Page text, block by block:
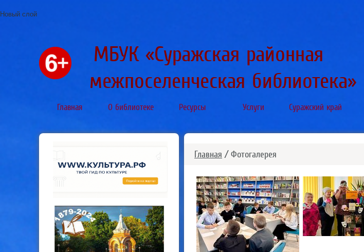
МБУК «Суражская районная
межпоселенческая библиотека»
Главная О библиотеке Ресурсы Услуги Суражский край
Новый слой
Главная / Фотогалерея